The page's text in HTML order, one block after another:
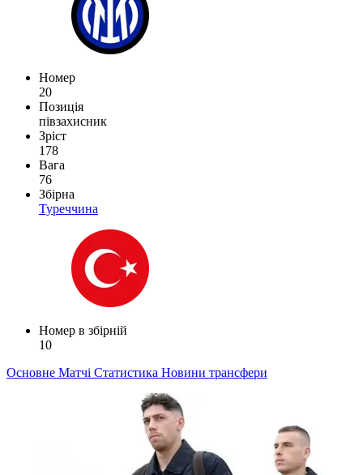
Номер
20
Позиція
півзахисник
Зріст
178
Вага
76
Збірна
Туреччина
Номер в збірній
10
Основне Матчі Статистика Новини трансфери